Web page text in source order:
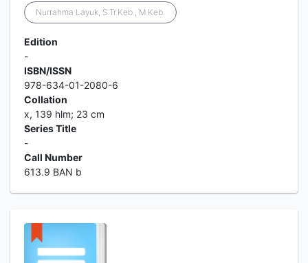
Nurrahma Layuk, S.Tr.Keb., M.Keb.
Edition
-
ISBN/ISSN
978-634-01-2080-6
Collation
x, 139 hlm; 23 cm
Series Title
-
Call Number
613.9 BAN b